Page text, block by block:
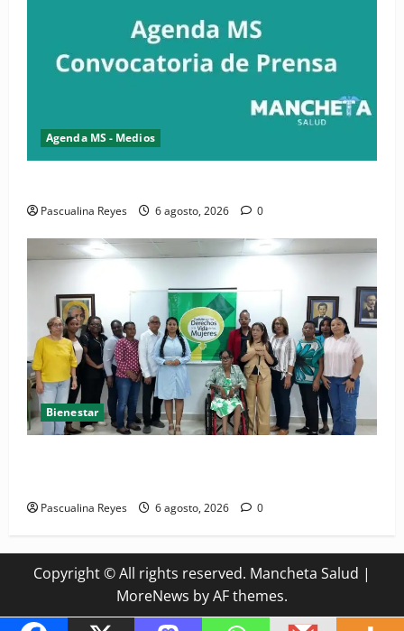
Agenda MS - Medios
Pascualina Reyes 6 agosto, 2026 0
Bienestar
Pascualina Reyes 6 agosto, 2026 0
Copyright © All rights reserved. Mancheta Salud |
MoreNews by AF themes.